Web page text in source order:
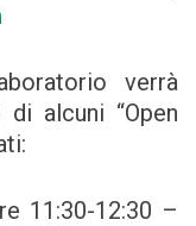
verrà
alcuni “Open
11:30-12:30 –